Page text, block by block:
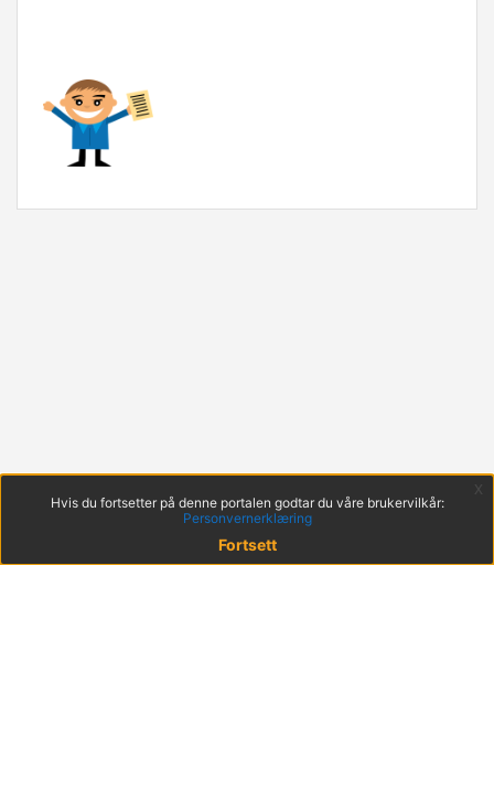
Hvis du fortsetter på denne portalen godtar du våre brukervilkår:
Personvernerklæring
Fortsett
x